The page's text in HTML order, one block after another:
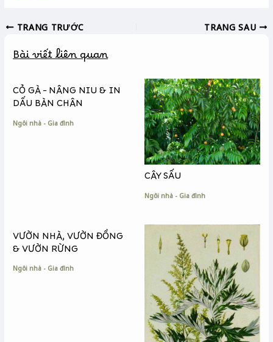
e
o
k
s
n
e
r
y
i
k
TRANG TRƯỚC TRANG SAU
Bài viết liên quan
CỎ GÀ – NÂNG NIU & IN
DẤU BÀN CHÂN
Ngôi nhà - Gia đình
CÂY SẤU
Ngôi nhà - Gia đình
VƯỜN NHÀ, VƯỜN ĐỒNG
& VƯỜN RỪNG
Ngôi nhà - Gia đình